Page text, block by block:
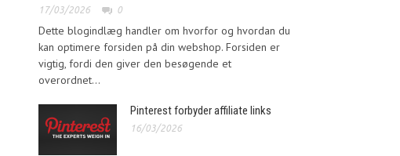
17/03/2026 0
Dette blogindlæg handler om hvorfor og hvordan du
kan optimere forsiden på din webshop. Forsiden er
vigtig, fordi den giver den besøgende et
overordnet...
Pinterest forbyder affiliate links
16/03/2026